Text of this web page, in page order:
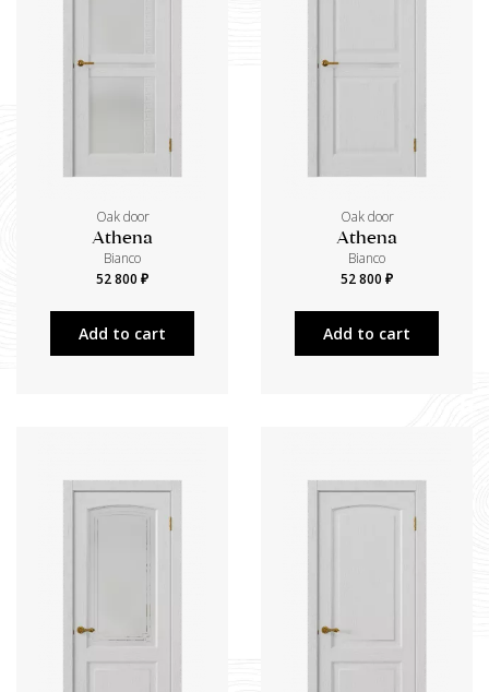
Oak door
Athena
Bianco
52 800 ₽
Add to cart
Oak door
Athena
Bianco
52 800 ₽
Add to cart